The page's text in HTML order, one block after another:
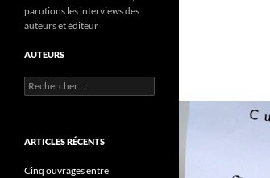
parutions les interviews des
auteurs et éditeur
AUTEURS
R
e
e
c
ARTICLES RÉCENTS
Cinq ouvrages entre